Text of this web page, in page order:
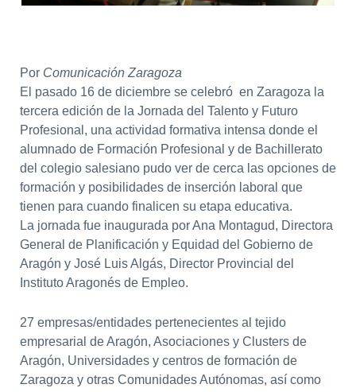
Por Comunicación Zaragoza
El pasado 16 de diciembre se celebró en Zaragoza la
tercera edición de la Jornada del Talento y Futuro
Profesional, una actividad formativa intensa donde el
alumnado de Formación Profesional y de Bachillerato
del colegio salesiano pudo ver de cerca las opciones de
formación y posibilidades de inserción laboral que
tienen para cuando finalicen su etapa educativa.
La jornada fue inaugurada por Ana Montagud, Directora
General de Planificación y Equidad del Gobierno de
Aragón y José Luis Algás, Director Provincial del
Instituto Aragonés de Empleo.
27 empresas/entidades pertenecientes al tejido
empresarial de Aragón, Asociaciones y Clusters de
Aragón, Universidades y centros de formación de
Zaragoza y otras Comunidades Autónomas, así como